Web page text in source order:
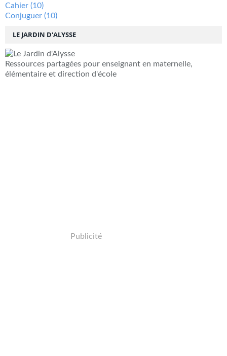
LE JARDIN D'ALYSSE
Ressources partagées pour enseignant en maternelle,
élémentaire et direction d'école
Publicité
Cahier (10)
Conjuguer (10)